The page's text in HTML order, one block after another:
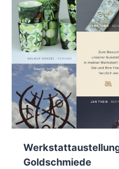
Goldschmiede